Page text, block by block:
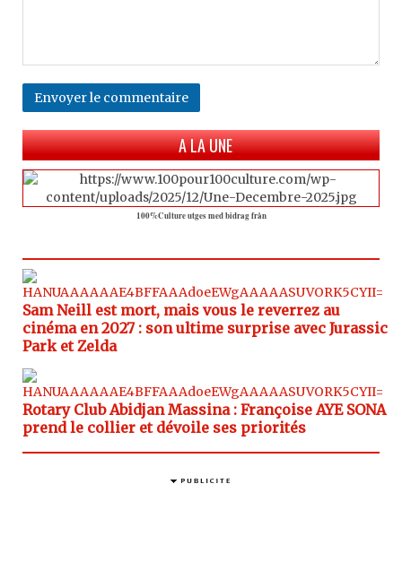
Envoyer le commentaire
A LA UNE
100%Culture utges med bidrag från
Sam Neill est mort, mais vous le reverrez au
cinéma en 2027 : son ultime surprise avec Jurassic
Park et Zelda
Rotary Club Abidjan Massina : Françoise AYE SONA
prend le collier et dévoile ses priorités